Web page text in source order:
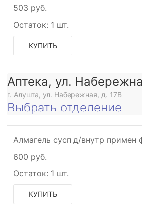
503 руб.
Остаток: 1 шт.
КУПИТЬ
Аптека, ул.
г. Алушта, ул. Набережная, д. 17В
Выбрать отделение
Алмагель сусп д/внутр примен
600 руб.
Остаток: 1 шт.
КУПИТЬ